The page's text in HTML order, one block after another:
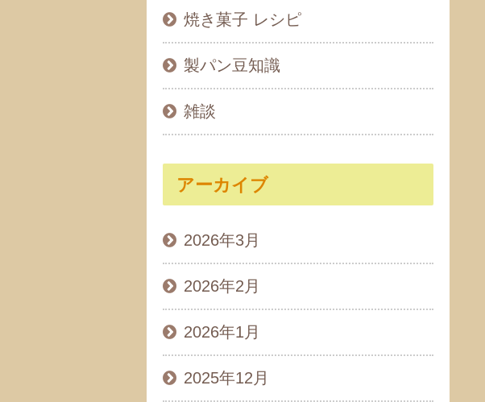
焼き菓子 レシピ
製パン豆知識
雑談
アーカイブ
2026年3月
2026年2月
2026年1月
2025年12月